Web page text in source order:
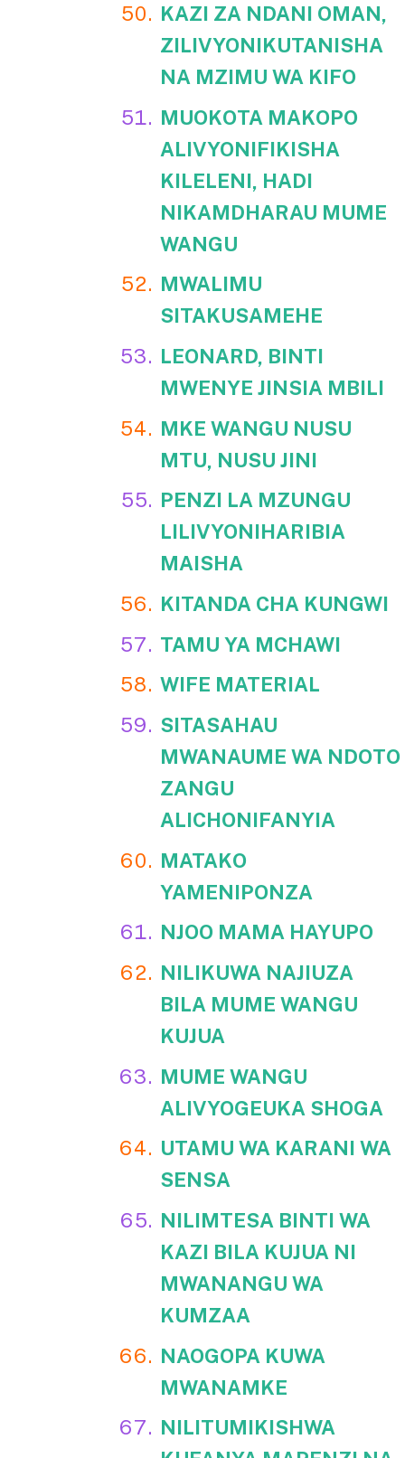
KAZI ZA NDANI OMAN,
ZILIVYONIKUTANISHA
NA MZIMU WA KIFO
MUOKOTA MAKOPO
ALIVYONIFIKISHA
KILELENI, HADI
NIKAMDHARAU MUME
WANGU
MWALIMU
SITAKUSAMEHE
LEONARD, BINTI
MWENYE JINSIA MBILI
MKE WANGU NUSU
MTU, NUSU JINI
PENZI LA MZUNGU
LILIVYONIHARIBIA
MAISHA
KITANDA CHA KUNGWI
TAMU YA MCHAWI
WIFE MATERIAL
SITASAHAU
MWANAUME WA NDOTO
ZANGU
ALICHONIFANYIA
MATAKO
YAMENIPONZA
NJOO MAMA HAYUPO
NILIKUWA NAJIUZA
BILA MUME WANGU
KUJUA
MUME WANGU
ALIVYOGEUKA SHOGA
UTAMU WA KARANI WA
SENSA
NILIMTESA BINTI WA
KAZI BILA KUJUA NI
MWANANGU WA
KUMZAA
NAOGOPA KUWA
MWANAMKE
NILITUMIKISHWA